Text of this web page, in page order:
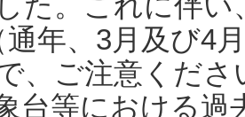
通年、3月及び4
、ご注意くだ
台等における過